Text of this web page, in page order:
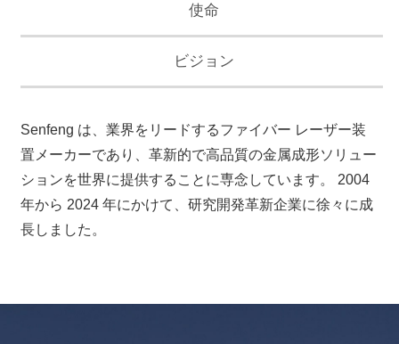
使命
ビジョン
Senfeng は、業界をリードするファイバー レーザー装
置メーカーであり、革新的で高品質の金属成形ソリュー
ションを世界に提供することに専念しています。 2004
年から 2024 年にかけて、研究開発革新企業に徐々に成
長しました。